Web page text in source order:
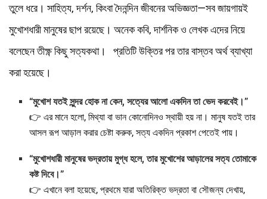
তুলে ধরে। সাহিত্য, দর্শন, কিংবা দৈনন্দিন জীবনের অভিজ্ঞতা—সব জায়গায়ই
মুখোশধারী মানুষের ছাপ রয়েছে। অনেক কবি, দার্শনিক ও লেখক এদের নিয়ে
বলেছেন তীক্ষ্ণ কিছু সত্যকথা। প্রতিটি উক্তির পর তার বাস্তব অর্থ ব্যাখ্যা
করা হয়েছে।
“মুখোশ যতই সুন্দর হোক না কেন, সত্যের আলো একদিন তা ভেদ করবেই।”
👉 এর মানে হলো, মিথ্যা বা ভান কোনোদিনও স্থায়ী হয় না। মানুষ যতই তার
আসল রূপ আড়াল করার চেষ্টা করুক, সত্য একদিন প্রকাশ পেতেই পায়।
“মুখোশধারী মানুষের ভদ্রতায় মুগ্ধ হলে, তার মুখোশের আড়ালের সত্য তোমাকে
কষ্ট দিবে।”
👉 এখানে বলা হয়েছে, প্রথমে যারা অতিরিক্ত ভদ্রতা বা সৌজন্য দেখায়,